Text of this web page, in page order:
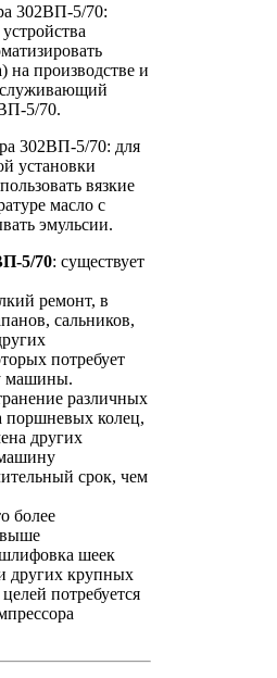
302ВП-5/70:
на производстве и
5/70.
302ВП-5/70: для
установки
вязкие
масло с
эмульсии.
5/70: существует
ремонт, в
сальников,
потребует
машины.
различных
поршневых колец,
других
срок, чем
более
выше
шеек
других крупных
потребуется